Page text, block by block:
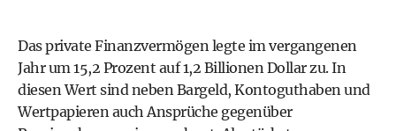
Das private Finanzvermögen legte im vergangenen
Jahr um 15,2 Prozent auf 1,2 Billionen Dollar zu. In
diesen Wert sind neben Bargeld, Kontoguthaben und
Wertpapieren auch Ansprüche gegenüber